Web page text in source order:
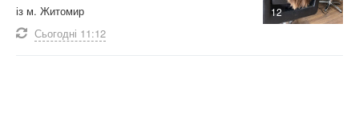
12
із м. Житомир
Сьогодні 11:12